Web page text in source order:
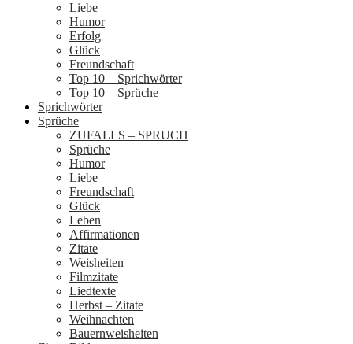
Liebe
Humor
Erfolg
Glück
Freundschaft
Top 10 – Sprichwörter
Top 10 – Sprüche
Sprichwörter
Sprüche
ZUFALLS – SPRUCH
Sprüche
Humor
Liebe
Freundschaft
Glück
Leben
Affirmationen
Zitate
Weisheiten
Filmzitate
Liedtexte
Herbst – Zitate
Weihnachten
Bauernweisheiten